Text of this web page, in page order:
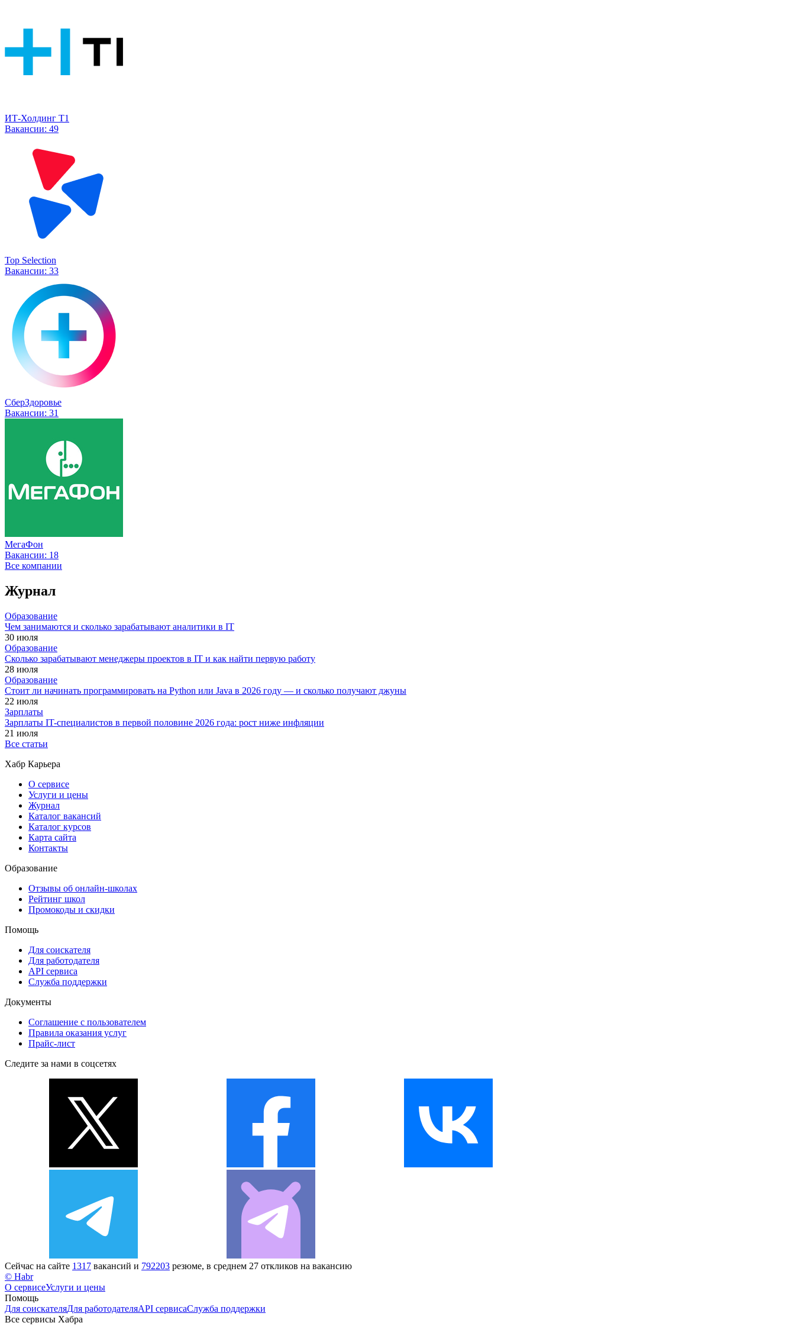
ИТ-Холдинг Т1
Вакансии: 49
Top Selection
Вакансии: 33
СберЗдоровье
Вакансии: 31
МегаФон
Вакансии: 18
Все компании
Журнал
Образование
Чем занимаются и сколько зарабатывают аналитики в IT
30 июля
Образование
Сколько зарабатывают менеджеры проектов в IT и как найти первую работу
28 июля
Образование
Стоит ли начинать программировать на Python или Java в 2026 году — и сколько получают джуны
22 июля
Зарплаты
Зарплаты IT-специалистов в первой половине 2026 года: рост ниже инфляции
21 июля
Все статьи
Хабр Карьера
О сервисе
Услуги и цены
Журнал
Каталог вакансий
Каталог курсов
Карта сайта
Контакты
Образование
Отзывы об онлайн-школах
Рейтинг школ
Промокоды и скидки
Помощь
Для соискателя
Для работодателя
API сервиса
Служба поддержки
Документы
Соглашение с пользователем
Правила оказания услуг
Прайс-лист
Следите за нами в соцсетях
Сейчас на сайте 1317 вакансий и 792203 резюме, в среднем 27 откликов на вакансию
© Habr
О сервисеУслуги и цены
Помощь
Для соискателяДля работодателяAPI сервисаСлужба поддержки
Все сервисы Хабра